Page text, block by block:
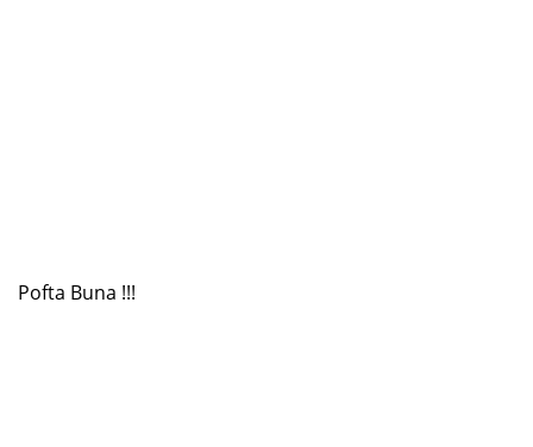
Pofta Buna !!!